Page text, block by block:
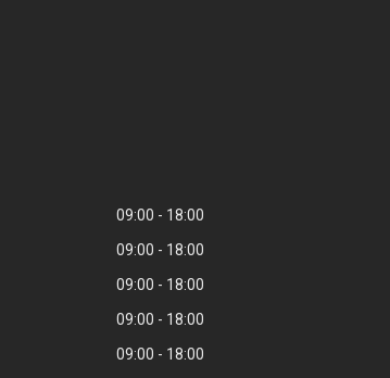
09:00
18:00
09:00
18:00
09:00
18:00
09:00
18:00
09:00
18:00